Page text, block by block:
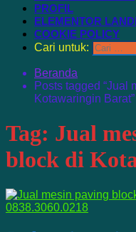
PROFIL
ELEMENTOR
COOKIE POLICY
Cari untuk:
Beranda
Posts tagged “Jual
Kotawaringin Barat”
Tag: Jual
block di